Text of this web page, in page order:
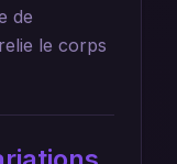
de
le corps